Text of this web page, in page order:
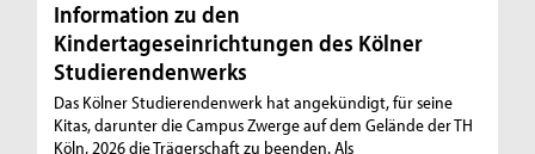
Information zu den
Kindertageseinrichtungen des Kölner
Studierendenwerks
Das Kölner Studierendenwerk hat angekündigt, für seine
Kitas, darunter die Campus Zwerge auf dem Gelände der TH
Köln, 2026 die Trägerschaft zu beenden. Als